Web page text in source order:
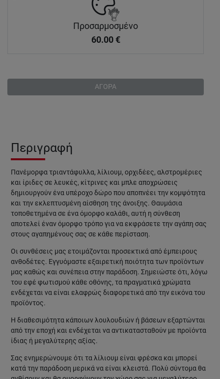
Προσαρμοσμένο
60.00 €
ΑΓΟΡΑ
Περιγραφή
Πανέμορφα τριαντάφυλλα, λίλιουμ, ορχιδέες, αλστρομέριες
και ίριδες σε λευκές, κίτρινες και μπλε αποχρώσεις
δημιουργούν ένα υπέροχο δώρο που αποπνέει την κομψότητα
και την εκλεπτυσμένη αίσθηση της άνοιξης. Θαυμάσια
τοποθετημένα σε ένα όμορφο καλάθι, αυτή η σύνθεση
αποτελεί έναν όμορφο τρόπο για να εκφράσετε την αγάπη σας
στους αγαπημένους σας σε κάθε περίσταση.
Οι συνθέσεις μας ετοιμάζονται προσεκτικά από έμπειρους
ανθοδέτες. Εγγυόμαστε εξαιρετική ποιότητα των προϊόντων
μας καθώς και συνέπεια στην παράδοση. Σημειώστε ότι, λόγω
του εφέ φωτισμού κάθε οθόνης, τα πραγματικά χρώματα
ενδέχεται να είναι ελαφρώς διαφορετικά από την εικόνα του
προϊόντος.
Η διαθεσιμότητα κάποιων λουλουδιών ή βάσεων εξαρτώνται
από την εποχή και ενδέχεται να αντικατασταθούν με προϊόντα
ίδιας ή μεγαλύτερης αξίας.
Σας ενημερώνουμε ότι τα λίλιουμ είναι φρέσκα και μπορεί
κατά την παράδοση μερικά να είναι κλειστά. Πολύ σύντομα θα